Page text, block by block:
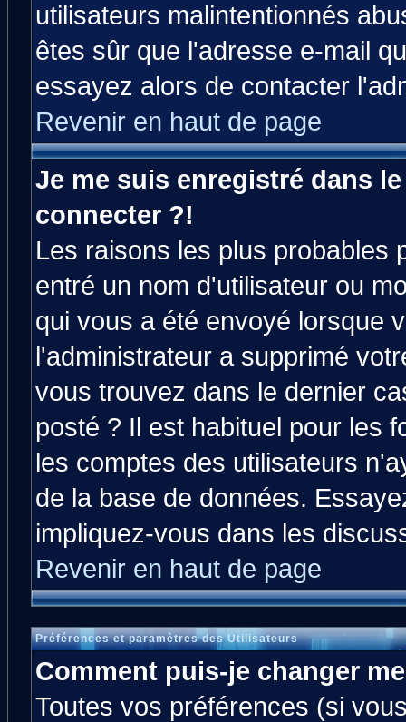
utilisateurs malintentionnés
êtes sûr que l'adresse e-mail
essayez alors de contacter
Revenir en haut de page
Je me suis enregistré dans
connecter ?!
Les raisons les plus probables
entré un nom d'utilisateur ou
qui vous a été envoyé lorsque
l'administrateur a supprimé
vous trouvez dans le dernier
posté ? Il est habituel pour les
les comptes des utilisateurs
de la base de données.
impliquez-vous dans les
Revenir en haut de page
Préférences et paramètres des Utilisateurs
Comment puis-je changer
Toutes vos préférences (si